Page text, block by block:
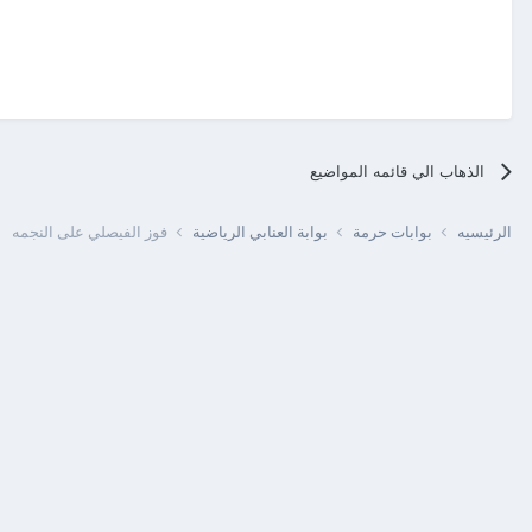
الذهاب الي قائمه المواضيع
الرئيسيه بوابات حرمة بوابة العنابي الرياضية فوز الفيصلي على النجمه